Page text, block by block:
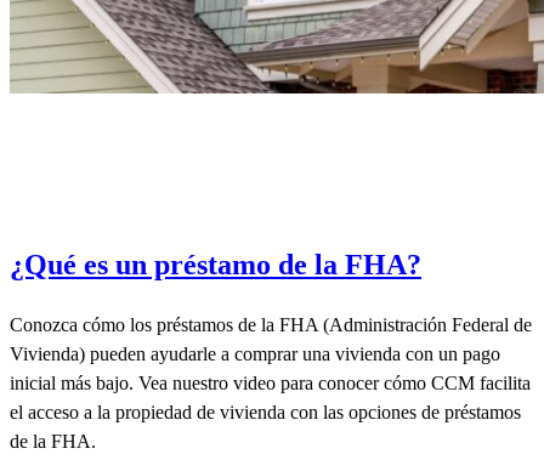
¿Qué es un préstamo de la FHA?
Conozca cómo los préstamos de la FHA (Administración Federal de
Vivienda) pueden ayudarle a comprar una vivienda con un pago
inicial más bajo. Vea nuestro video para conocer cómo CCM facilita
el acceso a la propiedad de vivienda con las opciones de préstamos
de la FHA.